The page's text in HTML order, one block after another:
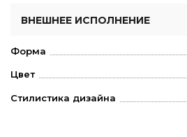
ВНЕШНЕЕ ИСПОЛНЕНИЕ
Форма
Цвет
Стилистика дизайна